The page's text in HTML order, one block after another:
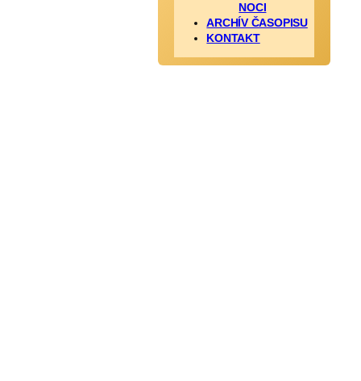
NOCI
ARCHÍV ČASOPISU
KONTAKT